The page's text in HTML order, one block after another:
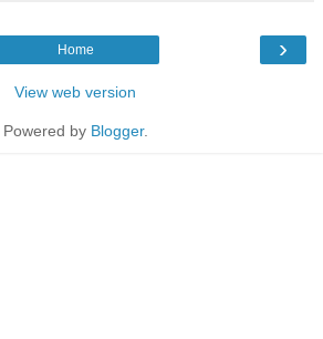
›
Home
View web version
Powered by Blogger.